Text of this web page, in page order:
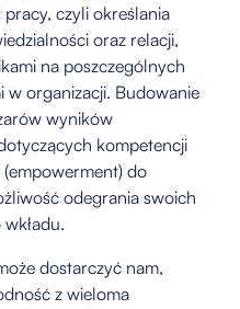
czyli określania
oraz relacji,
na poszczególnych
w organizacji. Budowanie
wyników
kompetencji
do
odegrania swoich
dostarczyć nam,
z wieloma